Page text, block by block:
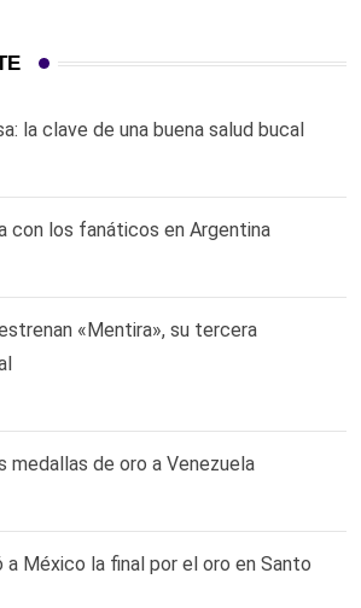
la clave de una buena salud bucal
con los fanáticos en Argentina
«Mentira», su tercera
medallas de oro a Venezuela
a México la final por el oro en Santo